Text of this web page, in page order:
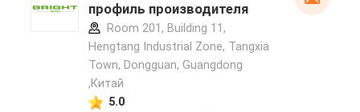
профиль производителя
Room 201, Building 11,
Hengtang Industrial Zone, Tangxia
Town, Dongguan, Guangdong
,Китай
5.0